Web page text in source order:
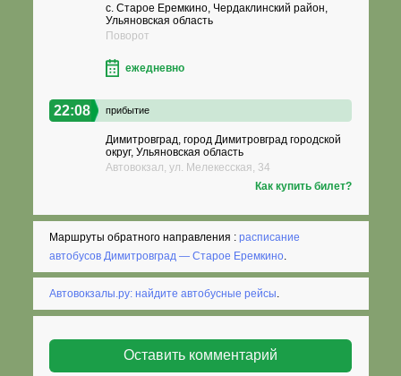
с. Старое Еремкино, Чердаклинский район,
Ульяновская область
Поворот
ежедневно
22:08 прибытие
Димитровград, город Димитровград городской
округ, Ульяновская область
Автовокзал, ул. Мелекесская, 34
Как купить билет?
Маршруты обратного направления :расписание
автобусов Димитровград — Старое Еремкино
Автовокзалы.ру: найдите автобусные рейсы.